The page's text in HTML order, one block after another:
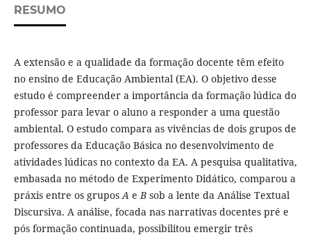
RESUMO
A extensão e a qualidade da formação docente têm efeito
no ensino de Educação Ambiental (EA). O objetivo desse
estudo é compreender a importância da formação lúdica do
professor para levar o aluno a responder a uma questão
ambiental. O estudo compara as vivências de dois grupos de
professores da Educação Básica no desenvolvimento de
atividades lúdicas no contexto da EA. A pesquisa qualitativa,
embasada no método de Experimento Didático, comparou a
práxis entre os grupos A e Bsob a lente da Análise Textual
Discursiva. A análise, focada nas narrativas docentes pré e
pós formação continuada, possibilitou emergir três